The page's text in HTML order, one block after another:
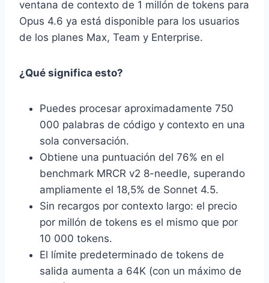
ventana de contexto de 1 millón de tokens para
Opus 4.6 ya está disponible para los usuarios
de los planes Max, Team y Enterprise.
¿Qué significa esto?
Puedes procesar aproximadamente 750
000 palabras de código y contexto en una
sola conversación.
Obtiene una puntuación del 76% en el
benchmark MRCR v2 8-needle, superando
ampliamente el 18,5% de Sonnet 4.5.
Sin recargos por contexto largo: el precio
por millón de tokens es el mismo que por
10 000 tokens.
El límite predeterminado de tokens de
salida aumenta a 64K (con un máximo de